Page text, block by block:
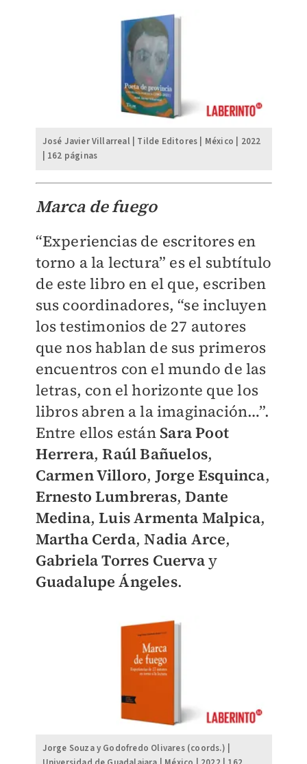
José Javier Villarreal | Tilde Editores | México | 2022
| 162 páginas
Marca de fuego
“Experiencias de escritores en
torno a la lectura” es el subtítulo
de este libro en el que, escriben
sus coordinadores, “se incluyen
los testimonios de 27 autores
que nos hablan de sus primeros
encuentros con el mundo de las
letras, con el horizonte que los
libros abren a la imaginación…”.
Entre ellos están Sara Poot
Herrera,Raúl Bañuelos,
Carmen Villoro, Jorge Esquinca,
Ernesto Lumbreras,Dante
Medina,Luis Armenta Malpica,
Martha Cerda,Nadia Arce,
Gabriela Torres Cuervay
Guadalupe Ángeles.
Jorge Souza y Godofredo Olivares (coords.) |